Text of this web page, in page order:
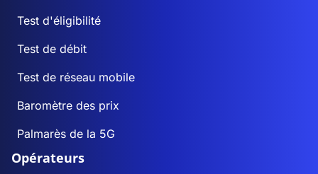
Test d'éligibilité
Test de débit
Test de réseau mobile
Baromètre des prix
Palmarès de la 5G
Opérateurs